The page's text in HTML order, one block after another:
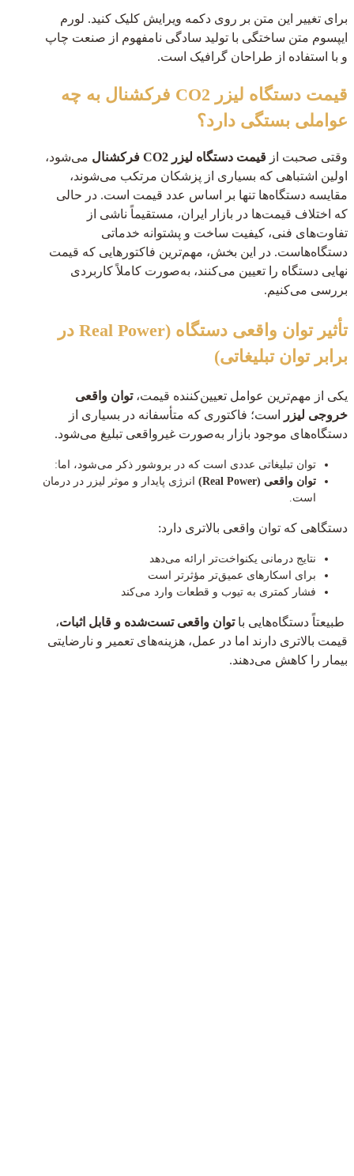
برای تغییر این متن بر روی دکمه ویرایش کلیک کنید. لورم
ایپسوم متن ساختگی با تولید سادگی نامفهوم از صنعت چاپ
و با استفاده از طراحان گرافیک است.
قیمت دستگاه لیزر CO2 فرکشنال به چه
عواملی بستگی دارد؟
وقتی صحبت از قیمت دستگاه لیزر CO2 فرکشنال
می‌شود،
اولین اشتباهی که بسیاری از پزشکان مرتکب می‌شوند،
مقایسه دستگاه‌ها تنها بر اساس عدد قیمت است. در حالی
که اختلاف قیمت‌ها در بازار ایران، مستقیماً ناشی از
تفاوت‌های فنی، کیفیت ساخت و پشتوانه خدماتی
دستگاه‌هاست. در این بخش، مهم‌ترین فاکتورهایی که قیمت
نهایی دستگاه را تعیین می‌کنند، به‌صورت کاملاً کاربردی
بررسی می‌کنیم.
تأثیر توان واقعی دستگاه (Real Power در
برابر توان تبلیغاتی)
یکی از مهم‌ترین عوامل تعیین‌کننده قیمت،توان واقعی
خروجی لیزر
است؛ فاکتوری که متأسفانه در بسیاری از
دستگاه‌های موجود بازار به‌صورت غیرواقعی تبلیغ می‌شود.
توان تبلیغاتی عددی است که در بروشور ذکر می‌شود، اما:
توان واقعی (Real Power)
انرژی پایدار و موثر لیزر در درمان
است.
دستگاهی که توان واقعی بالاتری دارد:
نتایج درمانی یکنواخت‌تر ارائه می‌دهد
برای اسکارهای عمیق‌تر مؤثرتر است
فشار کمتری به تیوب و قطعات وارد می‌کند
طبیعتاً دستگاه‌هایی باتوان واقعی تست‌شده و قابل اثبات،
قیمت بالاتری دارند اما در عمل، هزینه‌های تعمیر و نارضایتی
بیمار را کاهش می‌دهند.